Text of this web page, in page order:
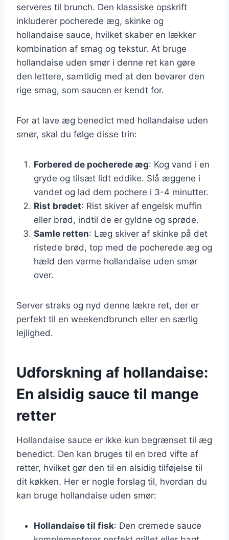
serveres til brunch. Den klassiske opskrift
inkluderer pocherede æg, skinke og
hollandaise sauce, hvilket skaber en lækker
kombination af smag og tekstur. At bruge
hollandaise uden smør i denne ret kan gøre
den lettere, samtidig med at den bevarer den
rige smag, som saucen er kendt for.
For at lave æg benedict med hollandaise uden
smør, skal du følge disse trin:
Forbered de pocherede æg: Kog vand i en
gryde og tilsæt lidt eddike. Slå æggene i
vandet og lad dem pochere i 3-4 minutter.
Rist brødet: Rist skiver af engelsk muffin
eller brød, indtil de er gyldne og sprøde.
Samle retten: Læg skiver af skinke på det
ristede brød, top med de pocherede æg og
hæld den varme hollandaise uden smør
over.
Server straks og nyd denne lækre ret, der er
perfekt til en weekendbrunch eller en særlig
lejlighed.
Udforskning af hollandaise:
En alsidig sauce til mange
retter
Hollandaise sauce er ikke kun begrænset til æg
benedict. Den kan bruges til en bred vifte af
retter, hvilket gør den til en alsidig tilføjelse til
dit køkken. Her er nogle forslag til, hvordan du
kan bruge hollandaise uden smør:
Hollandaise til fisk: Den cremede sauce